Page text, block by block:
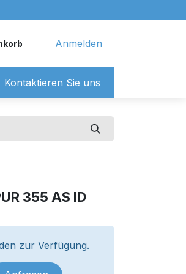
Anmelden
Kontaktieren ​​Si​​e uns
355 AS ID
zur Verfügung.